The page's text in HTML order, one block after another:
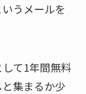
うメールを
て1年間無料
集まるか少